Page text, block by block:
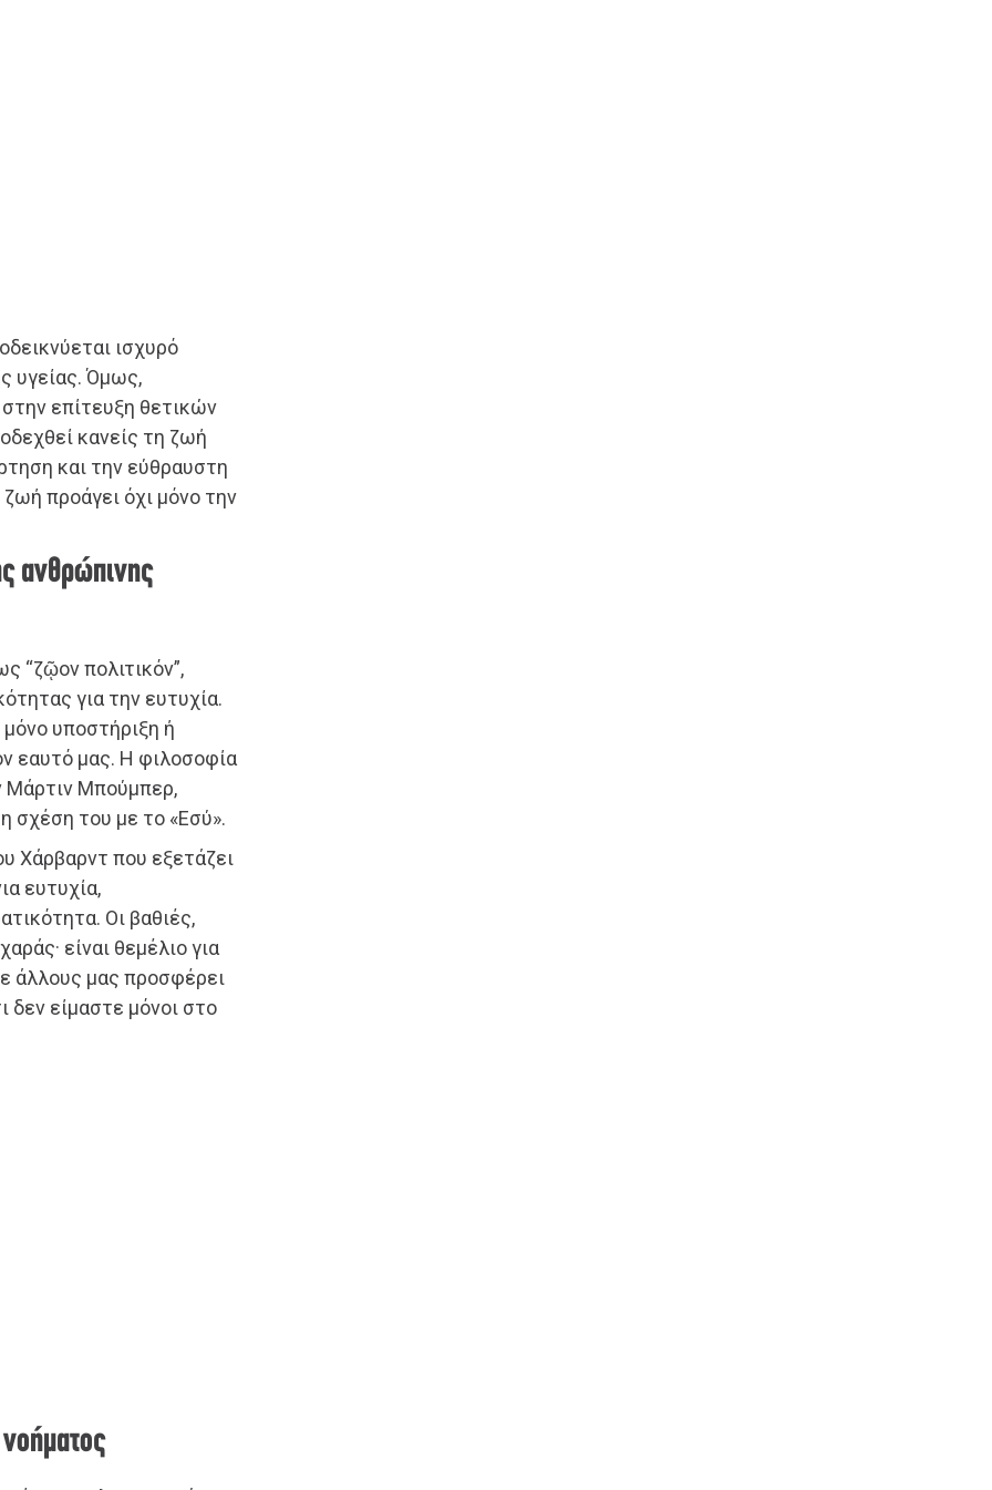
ισχυρό
υγείας. Όμως,
στην επίτευξη θετικών
κανείς τη ζωή
και την εύθραυστη
προάγει όχι μόνο την
ανθρώπινης
“ζῷον πολιτικόν”,
για την ευτυχία.
υποστήριξη ή
εαυτό μας. Η φιλοσοφία
Μάρτιν Μπούμπερ,
σχέση του με το «Εσύ».
Χάρβαρντ που εξετάζει
ευτυχία,
Οι βαθιές,
είναι θεμέλιο για
άλλους μας προσφέρει
δεν είμαστε μόνοι στο